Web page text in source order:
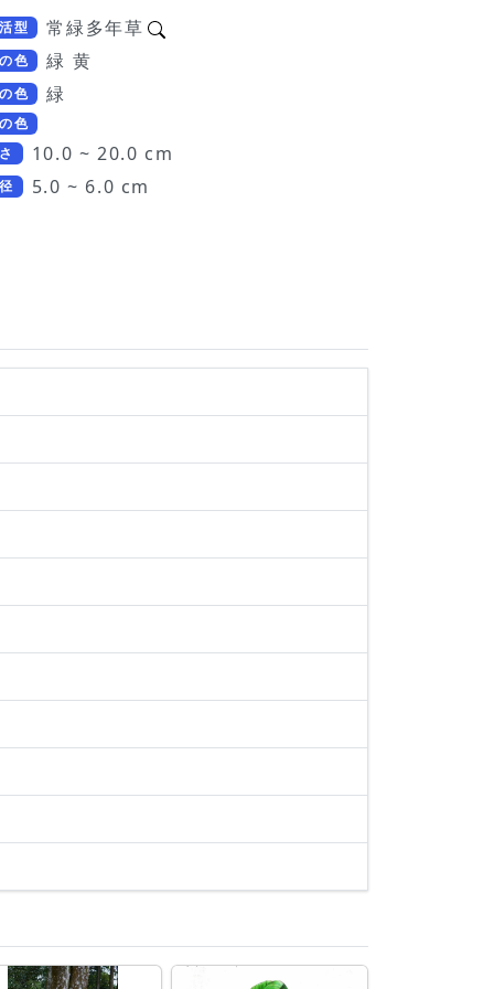
型 常緑多年草
色 緑 黄
色 緑
色
10.0 ~ 20.0 cm
5.0 ~ 6.0 cm